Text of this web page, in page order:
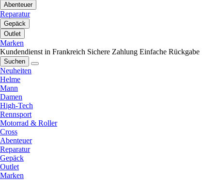
Abenteuer
Reparatur
Gepäck
Outlet
Marken
Kundendienst in Frankreich Sichere Zahlung Einfache Rückgabe
Suchen
Neuheiten
Helme
Mann
Damen
High-Tech
Rennsport
Motorrad & Roller
Cross
Abenteuer
Reparatur
Gepäck
Outlet
Marken